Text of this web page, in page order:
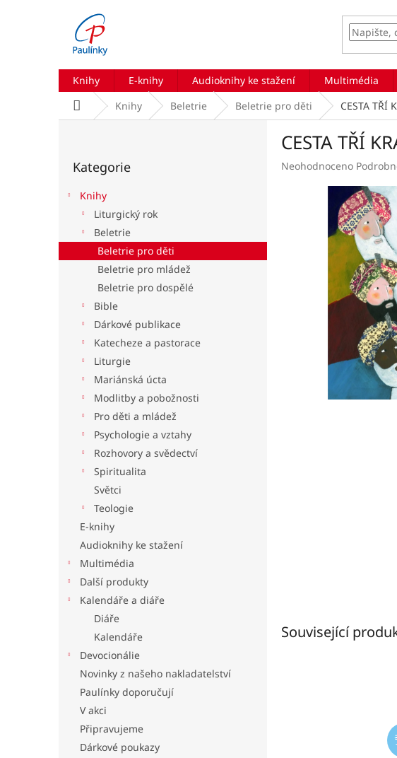
Knihy E-knihy Audioknihy ke stažení Multimédia
Domů Knihy Beletrie Beletrie pro děti CESTA TŘÍ
kategorie
Kategorie
Knihy
Liturgický rok
Beletrie
Beletrie pro děti
Beletrie pro mládež
Beletrie pro dospělé
Bible
Dárkové publikace
Katecheze a pastorace
Liturgie
Mariánská úcta
Modlitby a pobožnosti
Pro děti a mládež
Psychologie a vztahy
Rozhovory a svědectví
Spiritualita
Světci
Teologie
E-knihy
Audioknihy ke stažení
Multimédia
Další produkty
Kalendáře a diáře
Diáře
Kalendáře
Devocionálie
Novinky z našeho nakladatelství
Paulínky doporučují
V akci
Připravujeme
Dárkové poukazy
CESTA TŘÍ
Průměrné
hvězdiček.
Neohodnoceno
Související